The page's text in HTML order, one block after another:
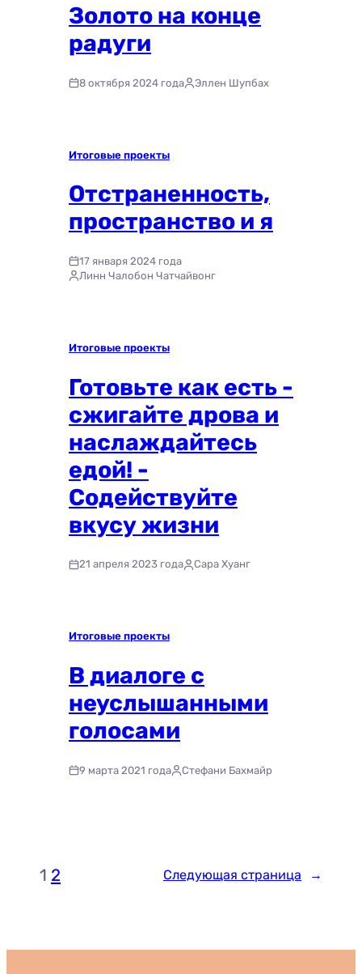
Золото на конце
радуги
8 октября 2024 года Эллен Шупбах
Итоговые проекты
Отстраненность,
пространство и я
17 января 2024 года
Линн Чалобон Чатчайвонг
Итоговые проекты
Готовьте как есть -
сжигайте дрова и
наслаждайтесь
едой! -
Содействуйте
вкусу жизни
21 апреля 2023 года Сара Хуанг
Итоговые проекты
В диалоге с
неуслышанными
голосами
9 марта 2021 года Стефани Бахмайр
1 2 Следующая страница →